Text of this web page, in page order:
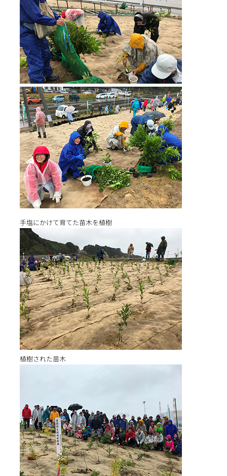
手塩にかけて育てた苗木を植樹
植樹された苗木